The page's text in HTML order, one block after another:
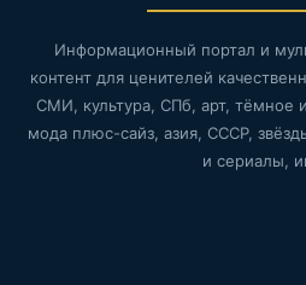
Информационный портал и
контент для ценителей
СМИ, культура, СПб, арт, тёмное
мода плюс-сайз, азия, СССР,
и сериалы,